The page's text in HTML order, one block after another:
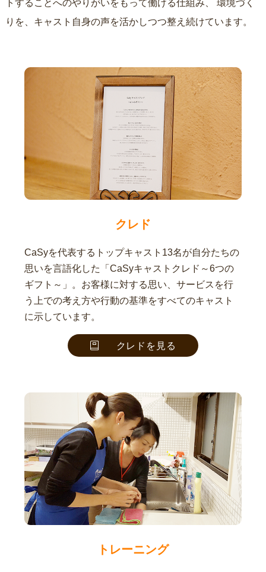
トすることへのやりがいをもって働ける仕組み、
りを、キャスト自身の声を活かしつつ整え続けています。
クレド
CaSyを代表するトップキャスト13名が自分たちの
思いを言語化した「CaSyキャストクレド～6つの
ギフト～」。お客様に対する思い、サービスを行
う上での考え方や行動の基準をすべてのキャスト
に示しています。
クレドを見る
トレーニング